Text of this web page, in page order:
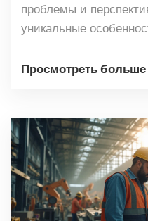
проблемы и
уникальные
анализируются
Просмотреть больше